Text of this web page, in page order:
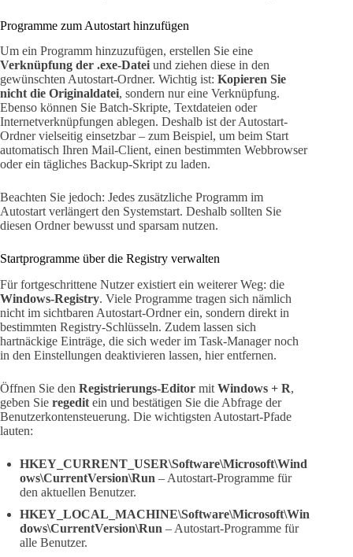
Programme zum Autostart hinzufügen
Um ein Programm hinzuzufügen, erstellen Sie eine
Verknüpfung der .exe-Datei und ziehen diese in den
gewünschten Autostart-Ordner. Wichtig ist: Kopieren Sie
nicht die Originaldatei, sondern nur eine Verknüpfung.
Ebenso können Sie Batch-Skripte, Textdateien oder
Internetverknüpfungen ablegen. Deshalb ist der Autostart-
Ordner vielseitig einsetzbar – zum Beispiel, um beim Start
automatisch Ihren Mail-Client, einen bestimmten Webbrowser
oder ein tägliches Backup-Skript zu laden.
Beachten Sie jedoch: Jedes zusätzliche Programm im
Autostart verlängert den Systemstart. Deshalb sollten Sie
diesen Ordner bewusst und sparsam nutzen.
Startprogramme über die Registry verwalten
Für fortgeschrittene Nutzer existiert ein weiterer Weg: die
Windows-Registry. Viele Programme tragen sich nämlich
nicht im sichtbaren Autostart-Ordner ein, sondern direkt in
bestimmten Registry-Schlüsseln. Zudem lassen sich
hartnäckige Einträge, die sich weder im Task-Manager noch
in den Einstellungen deaktivieren lassen, hier entfernen.
Öffnen Sie den Registrierungs-Editor mit Windows + R,
geben Sie regedit ein und bestätigen Sie die Abfrage der
Benutzerkontensteuerung. Die wichtigsten Autostart-Pfade
lauten:
HKEY_CURRENT_USER\Software\Microsoft\Wind
ows\CurrentVersion\Run – Autostart-Programme für
den aktuellen Benutzer.
HKEY_LOCAL_MACHINE\Software\Microsoft\Win
dows\CurrentVersion\Run – Autostart-Programme für
alle Benutzer.